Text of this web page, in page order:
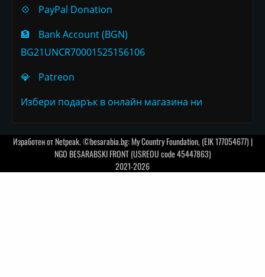
💠
PayPal Donation
🏦
Bank Account (BGN)
BG21UNCR70001525156106
💎
Patreon
Избери подарък в онлайн магазина ни
Изработен отNetpeak. ©besarabia.bg: My Country Foundation, (EIK 177054677) |
NGO BESARABSKI FRONT (USREOU code 45447863)
2021-2026